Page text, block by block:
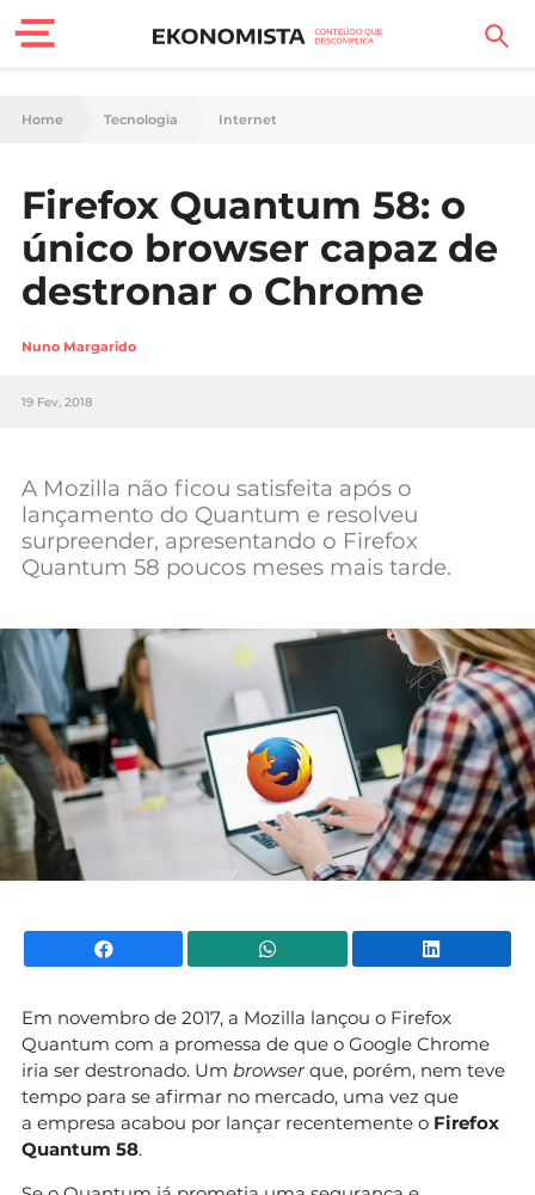
Finanças Pessoais
Carreira
Casa
Lifestyle
Sociedade
Negócios
Mundial 2026
Home Tecnologia Internet
Firefox Quantum 58: o
único browser capaz de
destronar o Chrome
Nuno Margarido
19 Fev, 2018
A Mozilla não ficou satisfeita após o
lançamento do Quantum e resolveu
surpreender, apresentando o Firefox
Quantum 58 poucos meses mais tarde.
Facebook WhatsApp
Em novembro de 2017, a Mozilla lançou o Firefox
Quantum com a promessa de que o Google Chrome
iria ser destronado. Um browserque, porém, nem teve
tempo para se afirmar no mercado, uma vez que
a empresa acabou por lançar recentemente o Firefox
Quantum 58.